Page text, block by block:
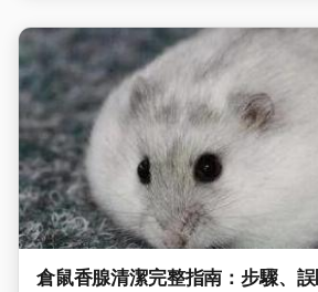
倉鼠香腺清潔完整指南：步驟、